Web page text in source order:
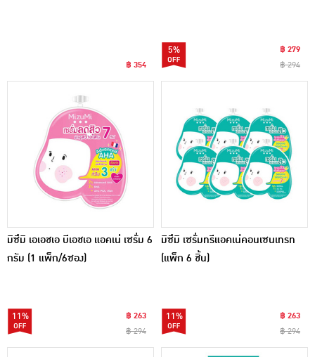
฿ 354
5%
฿ 279
฿ 294
มิซึมิ เอเอชเอ บีเอชเอ แอคเน่ เซรั่ม 6
กรัม (1 แพ็ก/6ซอง)
11%
฿ 263
฿ 294
มิซึมิ เซรั่มทรีแอคเน่คอนเซนเทรท
(แพ็ก 6 ชิ้น)
11%
฿ 263
฿ 294